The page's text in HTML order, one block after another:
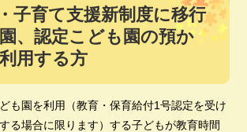
子育て支援新制度に移行
、認定こども園の預か
用する方
も園を利用（教育・保育給付1号認定を受け
る場合に限ります）する子どもが教育時間